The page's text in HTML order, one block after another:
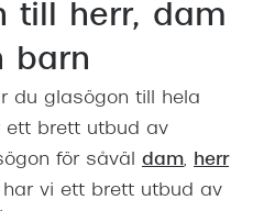
till herr, dam
barn
du glasögon till hela
ett brett utbud av
för såväl dam,
herr
har vi ett brett utbud av